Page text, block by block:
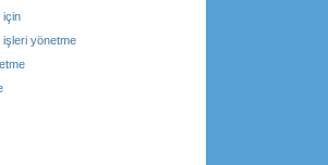
için
işleri yönetme